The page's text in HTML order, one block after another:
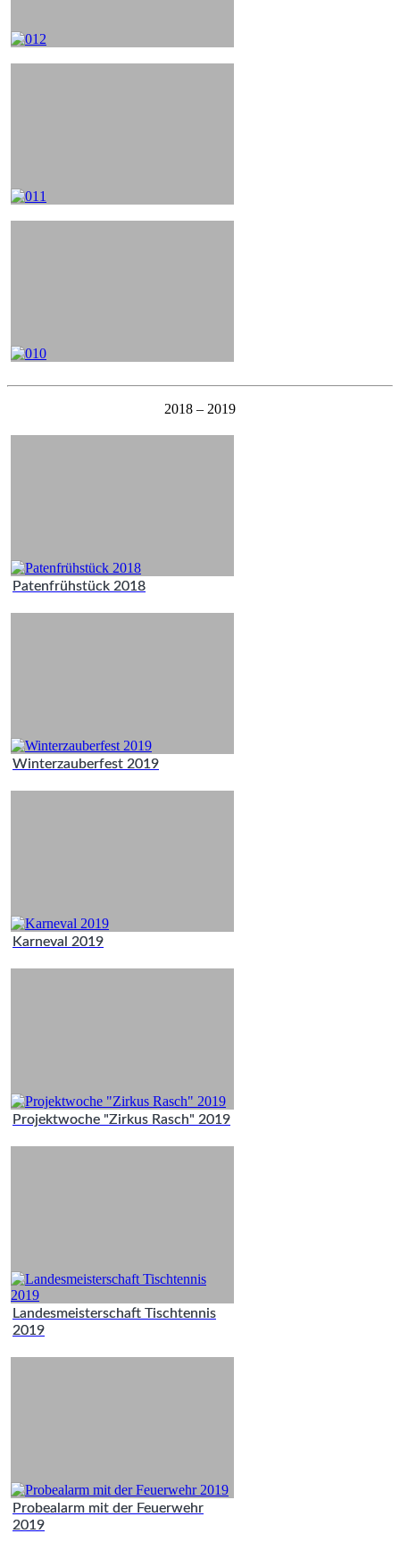
2018 – 2019
Patenfrühstück 2018
Winterzauberfest 2019
Karneval 2019
Projektwoche "Zirkus Rasch" 2019
Landesmeisterschaft Tischtennis
2019
Probealarm mit der Feuerwehr
2019